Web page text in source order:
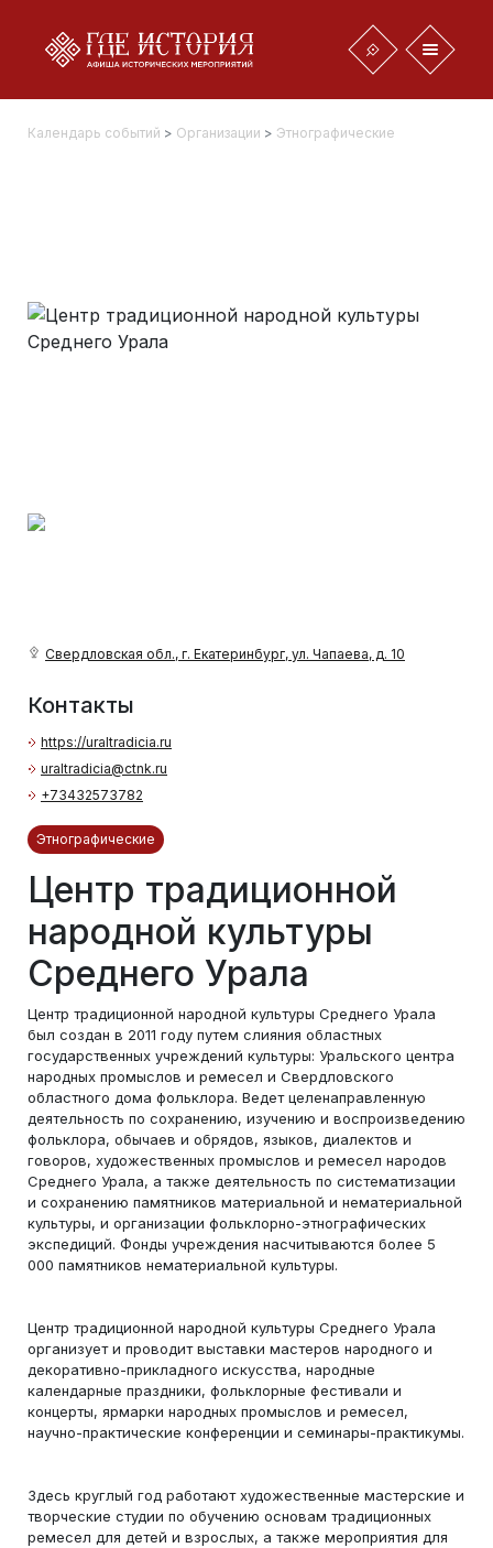
Календарь событий > Организации > Этнографические
Свердловская обл., г. Екатеринбург, ул. Чапаева, д. 10
Контакты
https://uraltradicia.ru
uraltradicia@ctnk.ru
+73432573782
Этнографические
Центр традиционной
народной культуры
Среднего Урала
Центр традиционной народной культуры Среднего Урала
был создан в 2011 году путем слияния областных
государственных учреждений культуры: Уральского центра
народных промыслов и ремесел и Свердловского
областного дома фольклора. Ведет целенаправленную
деятельность по сохранению, изучению и воспроизведению
фольклора, обычаев и обрядов, языков, диалектов и
говоров, художественных промыслов и ремесел народов
Среднего Урала, а также деятельность по систематизации
и сохранению памятников материальной и нематериальной
культуры, и организации фольклорно-этнографических
экспедиций. Фонды учреждения насчитываются более 5
000 памятников нематериальной культуры.
Центр традиционной народной культуры Среднего Урала
организует и проводит выставки мастеров народного и
декоративно-прикладного искусства, народные
календарные праздники, фольклорные фестивали и
концерты, ярмарки народных промыслов и ремесел,
научно-практические конференции и семинары-практикумы.
Здесь круглый год работают художественные мастерские и
творческие студии по обучению основам традиционных
ремесел для детей и взрослых, а также мероприятия для